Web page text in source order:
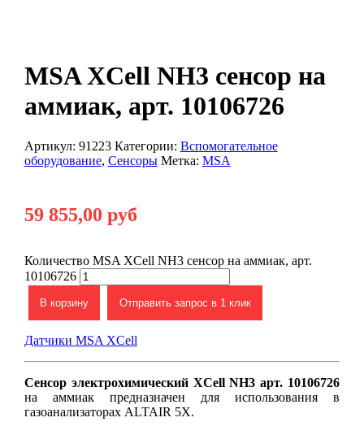
MSA XCell NH3 сенсор на
аммиак, арт. 10106726
Артикул: 91223 Категории: Вспомогательное
оборудование, Сенсоры Метка: MSA
59 855,00 руб
Количество MSA XCell NH3 сенсор на аммиак, арт.
10106726
В корзину Отправить запрос в 1 клик
Датчики MSA XCell
Сенсор электрохимический XCell NH3 арт. 10106726
на аммиак предназначен для использования в
газоанализаторах ALTAIR 5X.